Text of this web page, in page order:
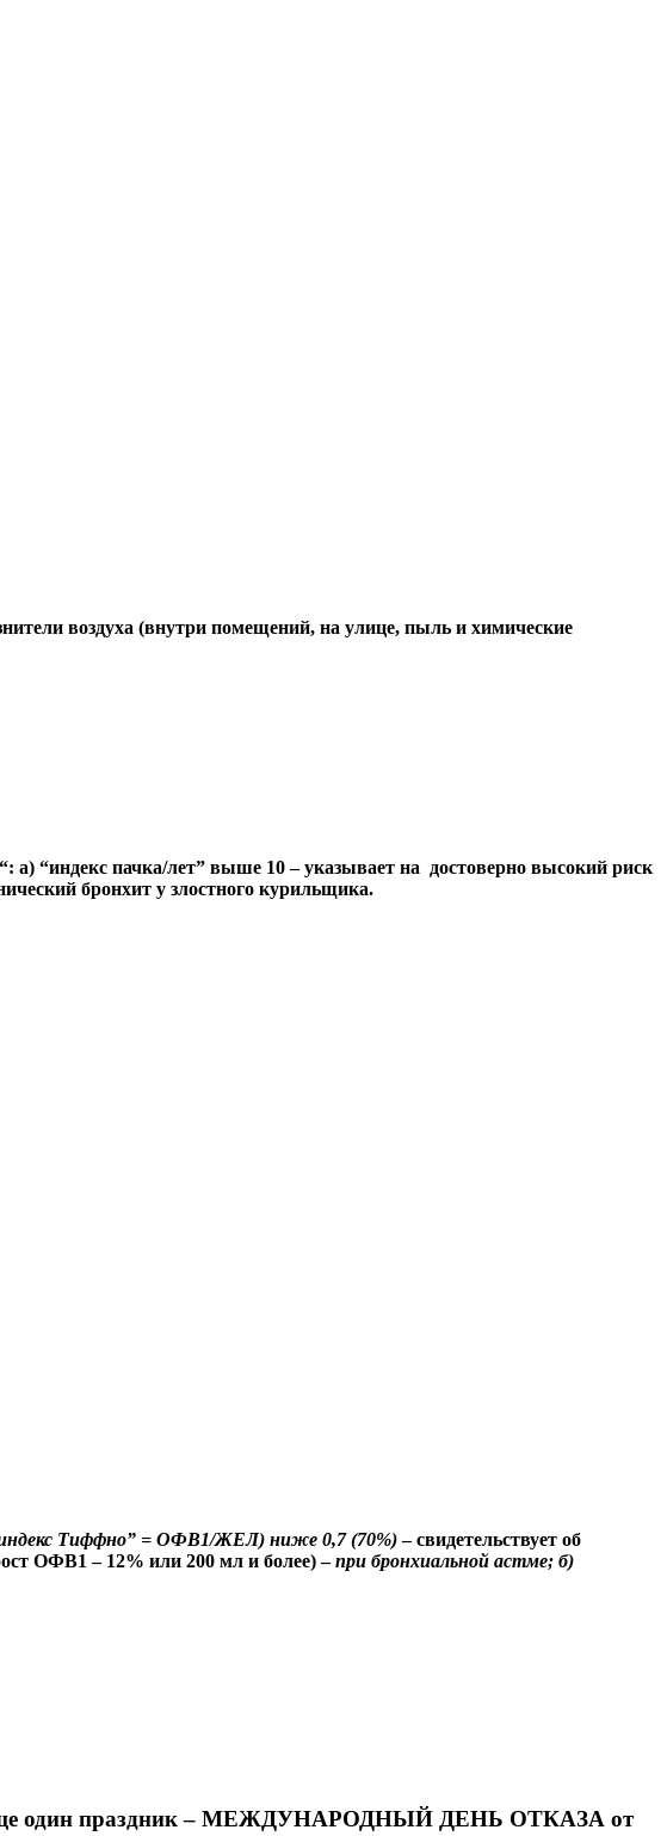
воздуха (внутри помещений, на улице, пыль и химические
“: а) “индекс пачка/лет” выше 10 – указывает на достоверно высокий риск
бронхит у злостного курильщика.
Тиффно” = ОФВ1/ЖЕЛ) ниже 0,7 (70%)–свидетельствует об
ОФВ1 – 12% или 200 мл и более) –при бронхиальной астме; б)
один праздник – МЕЖДУНАРОДНЫЙ ДЕНЬ ОТКАЗА от